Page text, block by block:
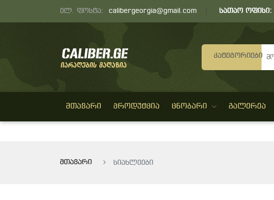
ელ. ფოსტა: calibergeorgia@gmail.com სათაო ოფისი:
Კატეგორიები
ᲛᲗᲐᲕᲐᲠᲘ ᲞᲠᲝᲓᲣᲥᲪᲘᲐ ᲪᲜᲝᲑᲐᲠᲘ ᲒᲐᲚᲔᲠᲔᲐ
მთავარი სიახლეები